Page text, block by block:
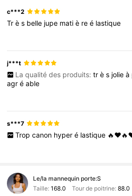
c***2
Très belle jupe matiè reé lastique
j***t
La qualité des produits: tr è s jolie à
agréable
s***7
Trop canon hyper é lastique
Le/la mannequin porte:S
Taille: 168.0 Tour de poitrine:88.0